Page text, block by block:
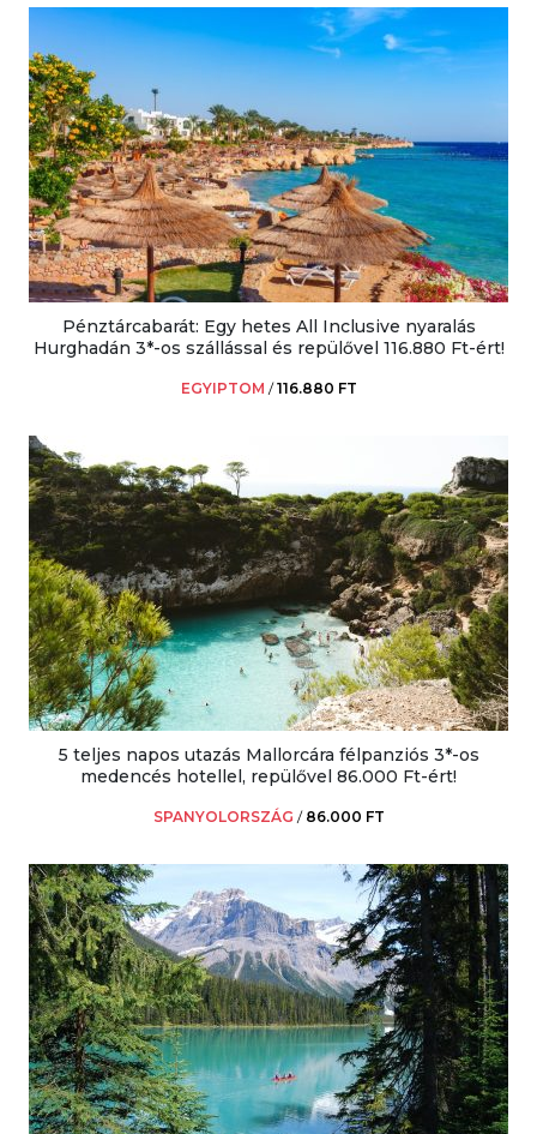
Pénztárcabarát: Egy hetes All Inclusive nyaralás
Hurghadán 3*-os szállással és repülővel 116.880 Ft-ért!
EGYIPTOM /116.880 FT
5 teljes napos utazás Mallorcára félpanziós 3*-os
medencés hotellel, repülővel 86.000 Ft-ért!
SPANYOLORSZÁG / 86.000 FT